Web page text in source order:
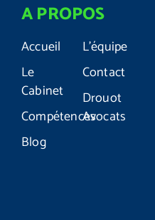
A PROPOS
Accueil
Le
Cabinet
Compétences
Blog
L'équipe
Contact
Drouot
Avocats